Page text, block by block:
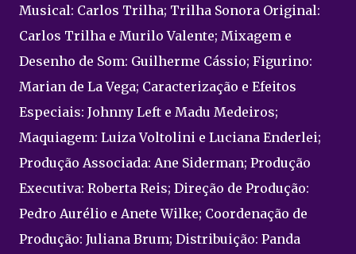
Musical: Carlos Trilha; Trilha Sonora Original:
Carlos Trilha e Murilo Valente; Mixagem e
Desenho de Som: Guilherme Cássio; Figurino:
Marian de La Vega; Caracterização e Efeitos
Especiais: Johnny Left e Madu Medeiros;
Maquiagem: Luiza Voltolini e Luciana Enderlei;
Produção Associada: Ane Siderman; Produção
Executiva: Roberta Reis; Direção de Produção:
Pedro Aurélio e Anete Wilke; Coordenação de
Produção: Juliana Brum; Distribuição: Panda